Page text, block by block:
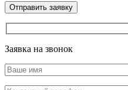
Заявка на звонок